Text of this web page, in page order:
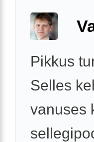
Pikkus
Selles
vanuses